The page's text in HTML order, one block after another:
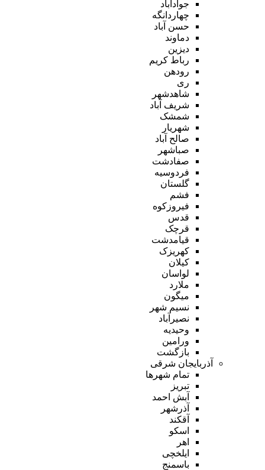
جوادآباد
چهاردانگه
حسن آباد
دماوند
دیزین
رباط کریم
رودهن
ری
شاهدشهر
شریف آباد
شمشک
شهریار
صالح آباد
صباشهر
صفادشت
فردوسیه
گلستان
فشم
فیروزکوه
قدس
قرچک
قیامدشت
کهریزک
کیلان
لواسان
ملارد
میگون
نسیم شهر
نصیرآباد
وحیدیه
ورامین
بازگشت
آذربایجان شرقی
تمام شهر‌ها
تبریز
آبش احمد
آذرشهر
آقکند
اسکو
اهر
ایلخچی
باسمنج